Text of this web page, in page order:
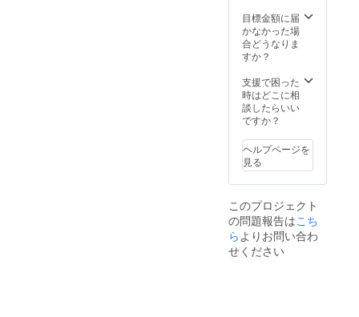
目標金額に届
かなかった場
合どうなりま
すか？
支援で困った
時はどこに相
談したらいい
ですか？
ヘルプページを
見る
このプロジェクト
の問題報告はこち
らよりお問い合わ
せください